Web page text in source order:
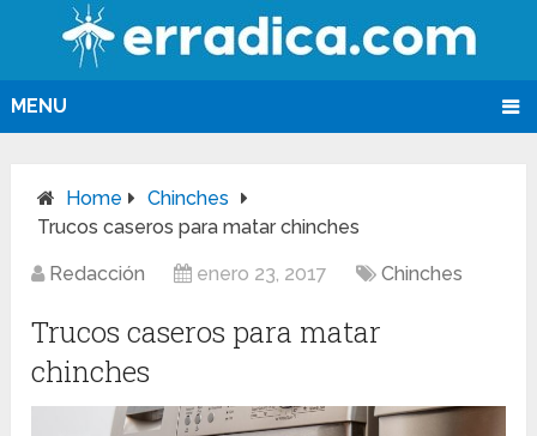
MENU
Home
Chinches
Trucos caseros para matar chinches
Redacción enero 23, 2017 Chinches
Trucos caseros para matar
chinches